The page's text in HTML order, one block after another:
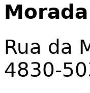
Morada
Rua da
4830-